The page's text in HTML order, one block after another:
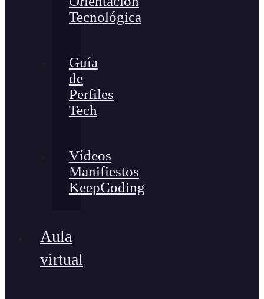
Tecnológica
Guía
de
Perfiles
Tech
Vídeos
Manifiestos
KeepCoding
Aula
virtual